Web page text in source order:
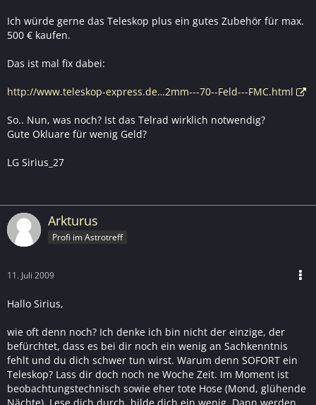
Ich würde gerne das Teleskop plus ein gutes Zubehör für max.
500 € kaufen.
Das ist mal fix dabei:
http://www.teleskop-express.de…2mm---70--Feld---FMC.html
So.. Nun, was noch? Ist das Telrad wirklich notwendig?
Gute Okluare für wenig Geld?
LG Sirius_27
Arkturus
Profi im Astrotreff
11. Juli 2009
Hallo Sirius,
wie oft denn noch? Ich denke ich bin nicht der einzige, der
befürchtet, dass es bei dir noch ein wenig an Sachkenntnis
fehlt und du dich schwer tun wirst. Warum denn SOFORT ein
Teleskop? Lass dir doch noch ne Woche Zeit. Im Moment ist
beobachtungstechnisch sowie eher tote Hose (Mond, glühende